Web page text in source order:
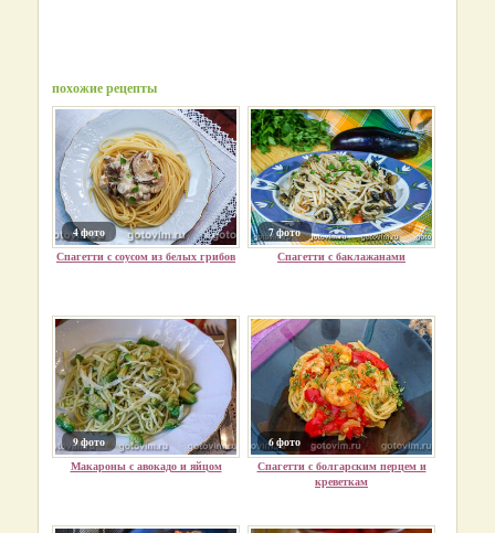
похожие рецепты
4 фото
Спагетти с соусом из белых грибов
7 фото
Спагетти с баклажанами
9 фото
Макароны с авокадо и яйцом
6 фото
Спагетти с болгарским перцем и
креветкам